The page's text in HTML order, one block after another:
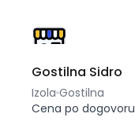
Gostilna Sidro
Izola Gostilna
Cena po dogovoru